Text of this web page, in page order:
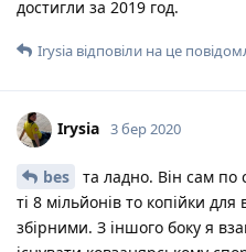
достигли за 2019 год.
Irysia відповіли на це
Irysia 3 бер 2020
bes
та ладно. Він сам по
ті 8 мільйонів то копійки для
збірними. З іншого боку я